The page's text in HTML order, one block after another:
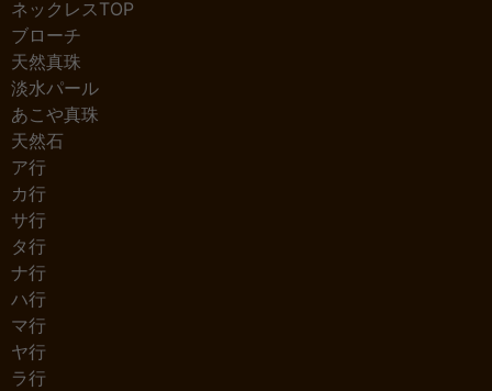
ネックレスTOP
ブローチ
天然真珠
淡水パール
あこや真珠
天然石
ア行
カ行
サ行
タ行
ナ行
ハ行
マ行
ヤ行
ラ行